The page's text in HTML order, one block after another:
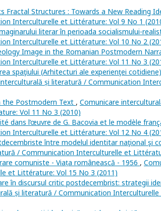
Fractal Structures : Towards a New Reading
Interculturelle et Littérature: Vol 9 No 1
literar în perioada socialismului-
Interculturelle et Littérature: Vol 10 No 2
Image in the Romanian Postmodern
Interculturelle et Littérature: Vol 11 No 3
spaţiului (Arhitecturi ale experienţei
și literatură / Communication
the Postmodern Text , Comunicare
Vol 11 No 3 (2010)
dans l’œuvre de G. Bacovia et le modèle
Interculturelle et Littérature: Vol 12 No 4
între modelul identitar naţional şi
/ Communication Interculturelle et
comuniste - Viața românească - 1956 ,
et Littérature: Vol 15 No 3 (2011)
în discursul critic postdecembrist: strategii
și literatură / Communication